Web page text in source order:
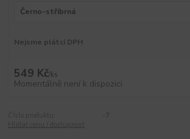
Nejsme plátci DPH
549 Kč/ks
Momentálně není k dispozici